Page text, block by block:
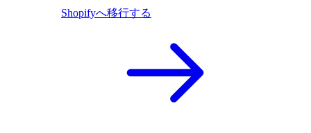
Shopifyへ移行する